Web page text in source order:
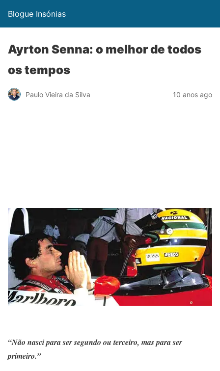
Blogue Insónias
Ayrton Senna: o melhor de todos
os tempos
Paulo Vieira da Silva 10 anos ago
“Não nasci para ser segundo ou terceiro, mas para ser
primeiro.”